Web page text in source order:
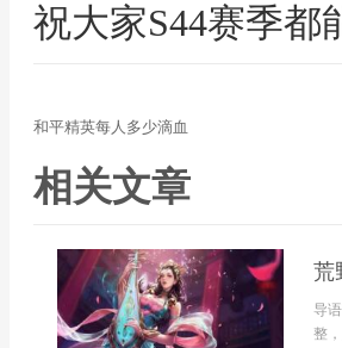
祝大家S44赛季都
和平精英每人多少滴血
相关文章
荒
导
整